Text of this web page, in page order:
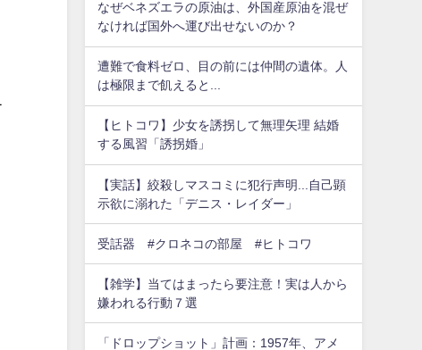
なぜベネズエラの原油は、外国産原油を混ぜ
なければ国外へ運び出せないのか？
遭難で食料ゼロ、目の前には仲間の遺体。人
は極限まで飢えると...
【ヒトコワ】少女を誘拐して無理矢理 結婚
する風習「誘拐婚」
【実話】絞殺しマスコミに犯行声明...自己顕
示欲に溺れた「デニス・レイダー」
受話器 #クロネコの部屋 #ヒトコワ
【雑学】当てはまったら要注意！実は人から
嫌われる行動７選
「ドロップショット」計画：1957年、アメ